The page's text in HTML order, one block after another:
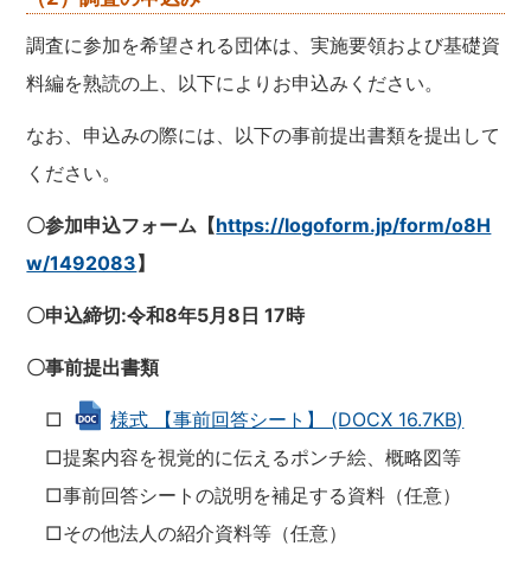
調査に参加を希望される団体は、実施要領および基礎資
料編を熟読の上、以下によりお申込みください。
なお、申込みの際には、以下の事前提出書類を提出して
ください。
〇参加申込フォーム【https://logoform.jp/form/o8H
w/1492083】
〇申込締切:令和8年5月8日 17時
〇事前提出書類
□
様式 【事前回答シート】 (DOCX 16.7KB)
□提案内容を視覚的に伝えるポンチ絵、概略図等
□事前回答シートの説明を補足する資料（任意）
□その他法人の紹介資料等（任意）